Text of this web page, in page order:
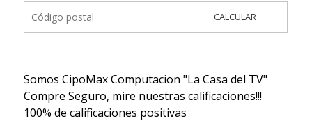
CALCULAR
Somos CipoMax Computacion "La Casa del TV"
Compre Seguro, mire nuestras calificaciones!!!
100% de calificaciones positivas